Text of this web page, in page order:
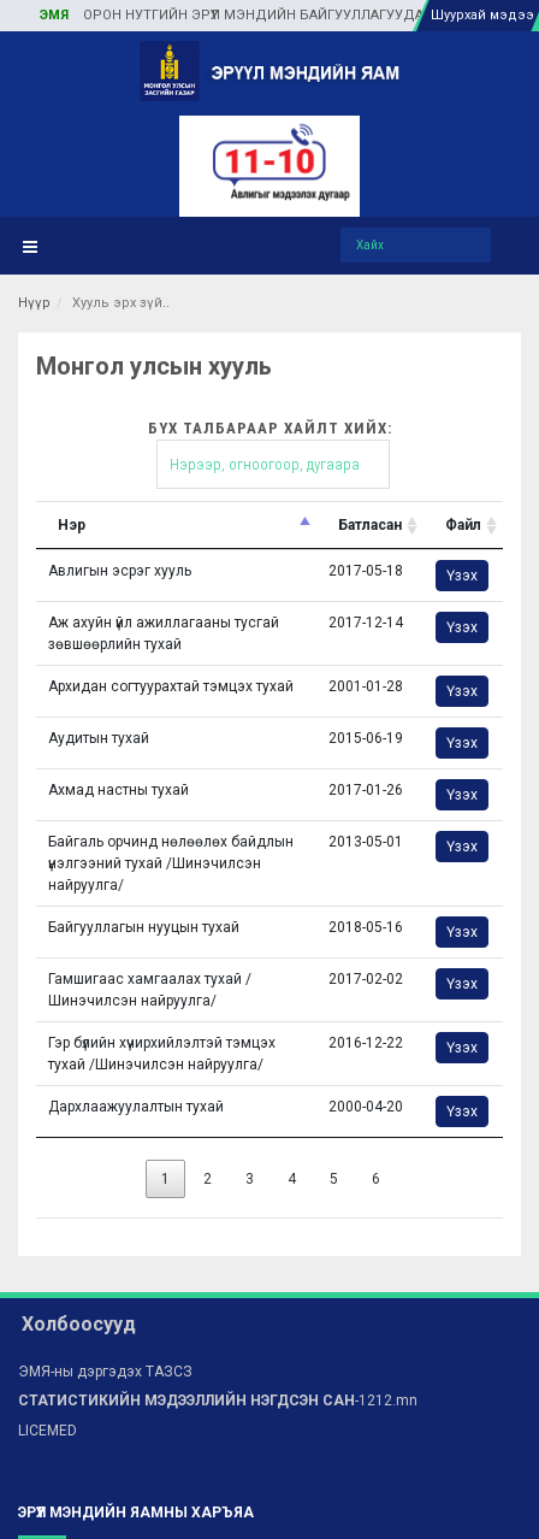
ЭМЯОРОН НУТГИЙН ЭРҮҮЛ МЭНДИЙН БАЙГУУЛЛАГУУДАД ТУЛГАМДАЖ
Шуурхай мэдээ
Нүүр Хууль эрх зүй
Монгол улсын хууль
БҮХ ТАЛБАРААР ХАЙЛТ ХИЙХ:
Нэр Батласан Файл
Авлигын эсрэг хууль 2017-05-18 Үзэх
Аж ахуйн үйл ажиллагааны тусгай
зөвшөөрлийн тухай
2017-12-14 Үзэх
Архидан согтуурахтай тэмцэх тухай 2001-01-28 Үзэх
Аудитын тухай 2015-06-19 Үзэх
Ахмад настны тухай 2017-01-26 Үзэх
Байгаль орчинд нөлөөлөх байдлын
үнэлгээний тухай /Шинэчилсэн
найруулга/
2013-05-01 Үзэх
Байгууллагын нууцын тухай 2018-05-16 Үзэх
Гамшигаас хамгаалах тухай /
Шинэчилсэн найруулга/
2017-02-02 Үзэх
Гэр бүлийн хүчирхийлэлтэй тэмцэх
тухай /Шинэчилсэн найруулга/
2016-12-22 Үзэх
Дархлаажуулалтын тухай 2000-04-20 Үзэх
1 2 3 4 5 6
Холбоосууд
ЭМЯ-ны дэргэдэх ТАЗСЗ
СТАТИСТИКИЙН МЭДЭЭЛЛИЙН НЭГДСЭН САН-1212.mn
LICEMED
ЭРҮҮЛ МЭНДИЙН ЯАМНЫ ХАРЪЯА